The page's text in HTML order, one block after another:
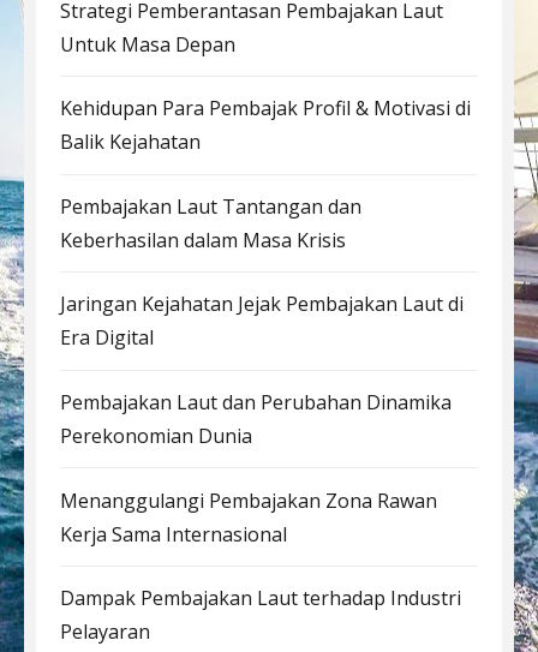
Strategi Pemberantasan Pembajakan Laut
Untuk Masa Depan
Kehidupan Para Pembajak Profil & Motivasi di
Balik Kejahatan
Pembajakan Laut Tantangan dan
Keberhasilan dalam Masa Krisis
Jaringan Kejahatan Jejak Pembajakan Laut di
Era Digital
Pembajakan Laut dan Perubahan Dinamika
Perekonomian Dunia
Menanggulangi Pembajakan Zona Rawan
Kerja Sama Internasional
Dampak Pembajakan Laut terhadap Industri
Pelayaran